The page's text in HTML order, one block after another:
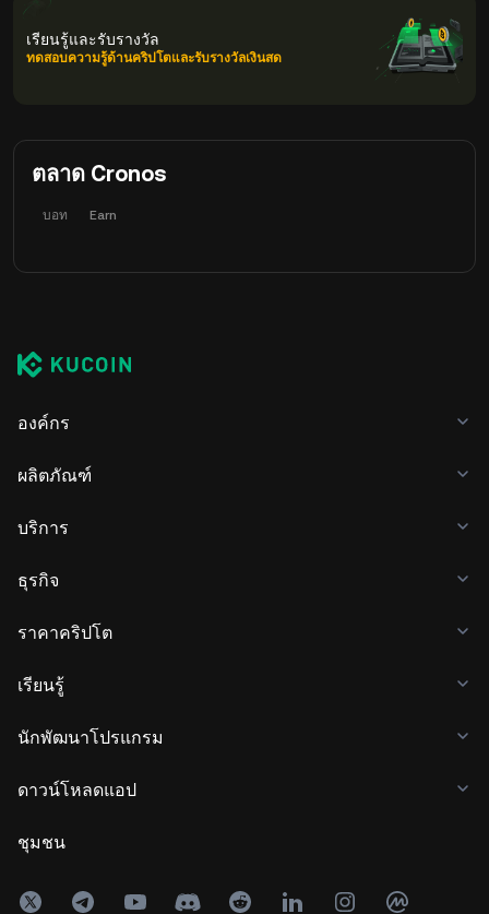
เรียนรู้และรับรางวัล
ทดสอบความรู้ด้านคริปโตและรับรางวัลเงินสด
ตลาด Cronos
บอท Earn
องค์กร
ผลิตภัณฑ์
บริการ
ธุรกิจ
ราคาคริปโต
เรียนรู้
นักพัฒนาโปรแกรม
ดาวน์โหลดแอป
ชุมชน